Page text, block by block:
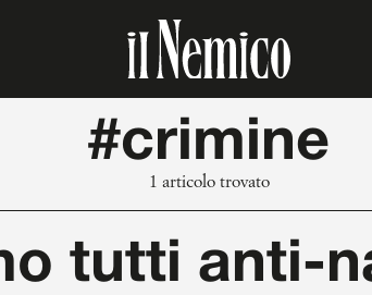
#crimine
1 articolo trovato
tutti anti-